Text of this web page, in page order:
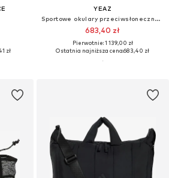
zł
YEAZ
Sportowe okulary przeciwsłoneczne 'Sunup'
683,40 zł
Pierwotnie: 1 139,00 zł
Ostatnia najniższa cena:683,40 zł